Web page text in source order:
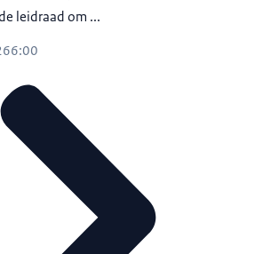
Of wilt u weten hoe u een
u rekening mee moet houden tijdens
en (veiligheids)risico’s tegen elkaar
Wij hebben veel expertise
vraagstukken. Zo kunt u
te vergroten.
op de website loketkennisveiligheid.nl
uw vraag hier niet bij of twijfelt u over
Wij helpen u dan graag
leidraad om ...
6:00